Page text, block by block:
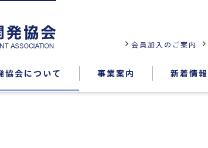
会員加入のご案内
協会について 事業案内 新着情報